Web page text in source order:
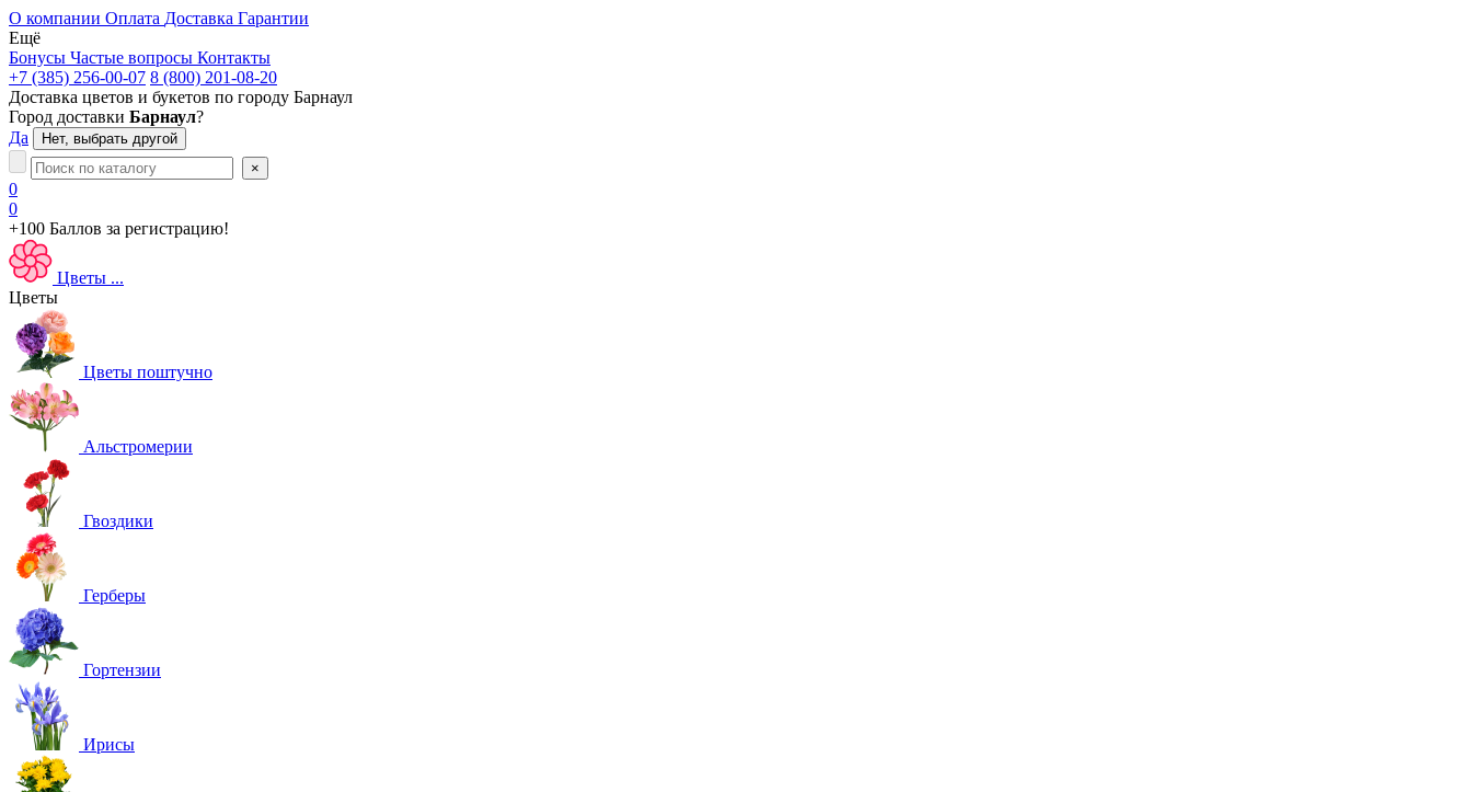
О компании Оплата Доставка Гарантии
Ещё
Бонусы Частые вопросы Контакты
+7 (385) 256-00-07 8 (800) 201-08-20
Доставка цветов и букетов по городу Барнаул
Город доставки Барнаул?
Да
Нет, выбрать другой
×
0
0
+100 Баллов за регистрацию!
Цветы ...
Цветы
Цветы поштучно
Альстромерии
Гвоздики
Герберы
Гортензии
Ирисы